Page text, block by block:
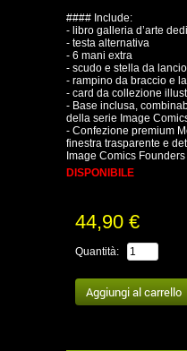
#### Include:
- libro galleria d’arte
- testa alternativa
- 6 mani extra
- scudo e stella da lancio
- rampino da braccio e
- card da collezione
- Base inclusa,
della serie Image
- Confezione premium
finestra trasparente e
Image Comics
DISPONIBILE
44,90 €
Quantità: